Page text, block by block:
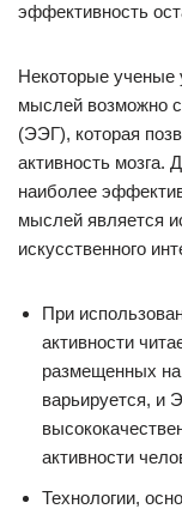
эффективность
Некоторые ученые
мыслей возможно
(ЭЭГ), которая
активность мозга.
наиболее
мыслей является
искусственного
При
активности
размещенных на
варьируется, и
активности
Технологии,